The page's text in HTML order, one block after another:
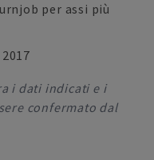
per assi più
i dati indicati e i
confermato dal